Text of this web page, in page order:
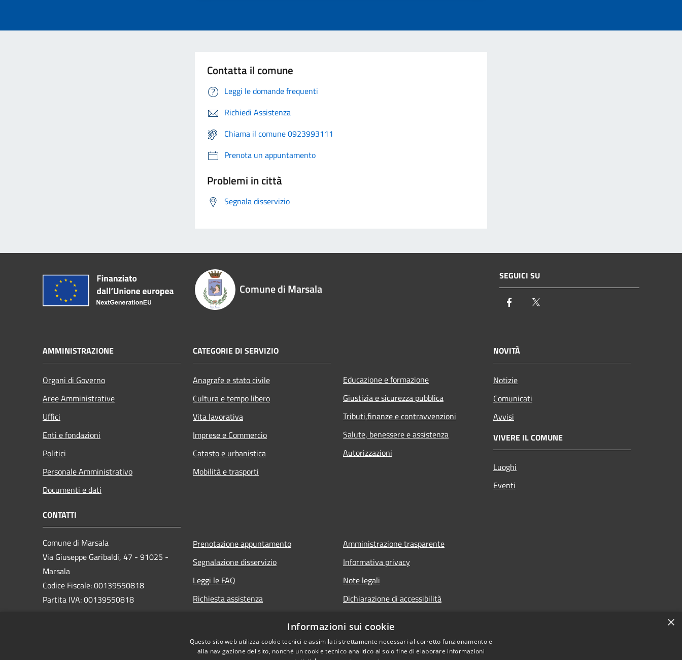
Contatta il comune
Leggi le domande frequenti
Richiedi Assistenza
Chiama il comune 0923993111
Prenota un appuntamento
Problemi in città
Segnala disservizio
Comune di Marsala
SEGUICI SU
Facebook
AMMINISTRAZIONE
Organi di Governo
Aree Amministrative
Uffici
Enti e fondazioni
Politici
Personale Amministrativo
Documenti e dati
CATEGORIE DI SERVIZIO
Anagrafe e stato civile
Cultura e tempo libero
Vita lavorativa
Imprese e Commercio
Catasto e urbanistica
Mobilità e trasporti
Educazione e formazione
Giustizia e sicurezza pubblica
Tributi,finanze e contravvenzioni
Salute, benessere e assistenza
Autorizzazioni
NOVITÀ
Notizie
Comunicati
Avvisi
VIVERE IL COMUNE
Luoghi
Eventi
CONTATTI
Comune di Marsala
Via Giuseppe Garibaldi, 47 - 91025 -
Marsala
Codice Fiscale: 00139550818
Partita IVA: 00139550818
Prenotazione appuntamento
Segnalazione disservizio
Leggi le FAQ
Richiesta assistenza
Amministrazione trasparente
Informativa privacy
Note legali
Dichiarazione di accessibilità
×
Informazioni sui cookie
Questo sito web utilizza cookie tecnici e assimilati strettamente necessari al corretto funzionamento e
alla navigazione del sito, nonché un cookie tecnico analitico al solo fine di elaborare informazioni